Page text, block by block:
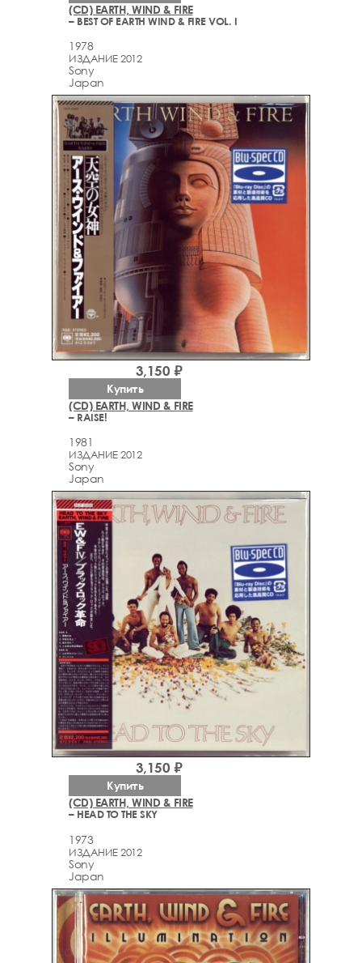
(CD) EARTH, WIND & FIRE
– BEST OF EARTH WIND & FIRE VOL. I
1978
ИЗДАНИЕ 2012
Sony
Japan
(CD) EARTH, WIND & FIRE
– RAISE!
1981
ИЗДАНИЕ 2012
Sony
Japan
3,150 ₽
Купить
(CD) EARTH, WIND & FIRE
– HEAD TO THE SKY
1973
ИЗДАНИЕ 2012
Sony
Japan
3,150 ₽
Купить